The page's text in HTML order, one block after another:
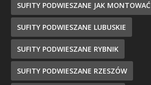
SUFITY PODWIESZANE JAK MONTOWAĆ
SUFITY PODWIESZANE LUBUSKIE
SUFITY PODWIESZANE RYBNIK
SUFITY PODWIESZANE RZESZÓW